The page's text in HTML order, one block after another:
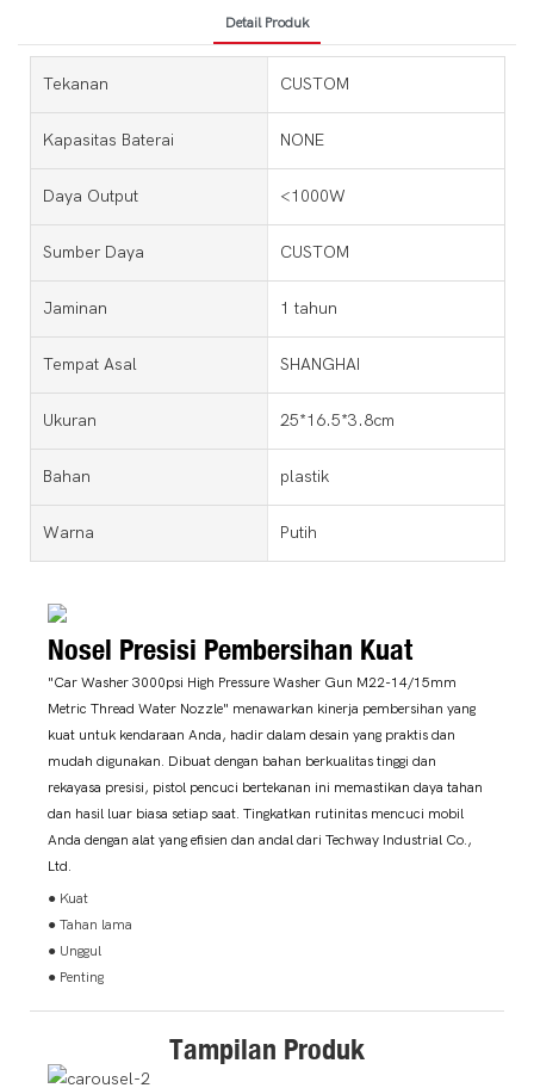
Detail Produk
Tekanan CUSTOM
Kapasitas Baterai NONE
Daya Output <1000W
Sumber Daya CUSTOM
Jaminan 1 tahun
Tempat Asal SHANGHAI
Ukuran 25*16.5*3.8cm
Bahan plastik
Warna Putih
Nosel Presisi Pembersihan Kuat
"Car Washer 3000psi High Pressure Washer Gun M22-14/15mm
Metric Thread Water Nozzle" menawarkan kinerja pembersihan yang
kuat untuk kendaraan Anda, hadir dalam desain yang praktis dan
mudah digunakan. Dibuat dengan bahan berkualitas tinggi dan
rekayasa presisi, pistol pencuci bertekanan ini memastikan daya tahan
dan hasil luar biasa setiap saat. Tingkatkan rutinitas mencuci mobil
Anda dengan alat yang efisien dan andal dari Techway Industrial Co.,
Ltd.
● Kuat
● Tahan lama
● Unggul
● Penting
Tampilan Produk